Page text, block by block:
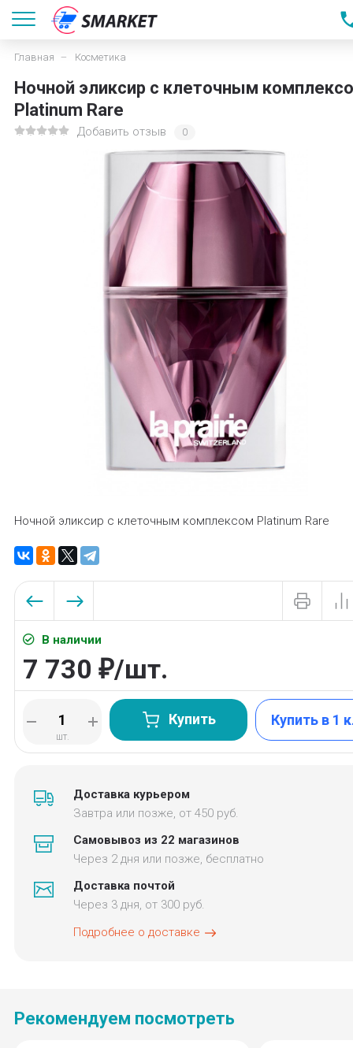
Главная Косметика
Ночной эликсир с клеточным
Platinum Rare
Добавить отзыв 0
Ночной эликсир с клеточным комплексом Platinum Rare
В наличии
7 730 ₽/шт.
шт.
Купить Купить в 1
Доставка курьером
Завтра или позже, от 450 руб.
Самовывоз из 22 магазинов
Через 2 дня или позже, бесплатно
Доставка почтой
Через 3 дня, от 300 руб.
Подробнее о доставке
Рекомендуем посмотреть